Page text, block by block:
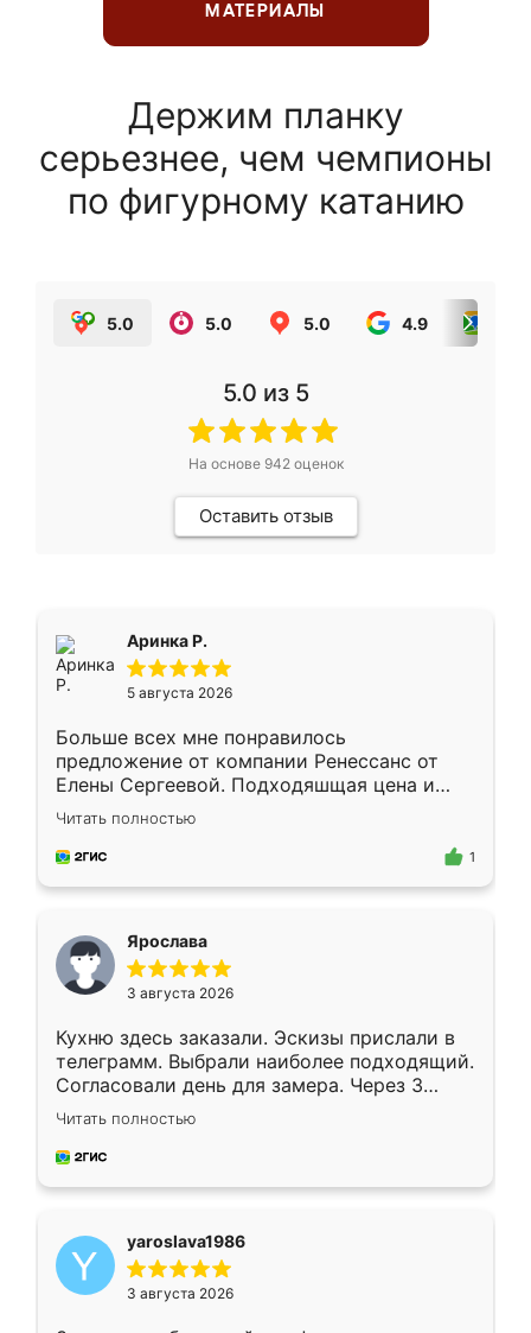
МАТЕРИАЛЫ
Держим планку
серьезнее, чем чемпионы
по фигурному катанию
5.0 5.0 5.0 4.9
5.0 из 5
На основе 942оценок
Оставить отзыв
Аринка Р.
5 августа 2026
Больше всех мне понравилось
предложение от компании Ренессанс от
Елены Сергеевой. Подходяшщая цена и
короткие сроки изготовления. Приехавший
для замера сотрудник Владислав
предложил по моему эскизу самый
Читать полностью
1
Ярослава
3 августа 2026
Кухню здесь заказали. Эскизы прислали в
телеграмм. Выбрали наиболее подходящий.
Согласовали день для замера. Через 3
недели кухня была уже готова. Остались
довольны работой. Спасибо Ренессанс
мебель за качественную работу!
Читать полностью
yaroslava1986
3 августа 2026